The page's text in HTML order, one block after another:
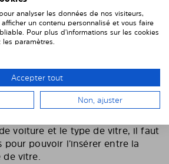
SOLEIL SANS HÉSITER
voiture et le type de vitre, il faut
pour pouvoir l’insérer entre la
de vitre.
analyser les données de nos visiteurs,
un contenu personnalisé et vous faire
Pour plus d'informations sur les cookies
les paramètres.
Accepter tout
Non, ajuster